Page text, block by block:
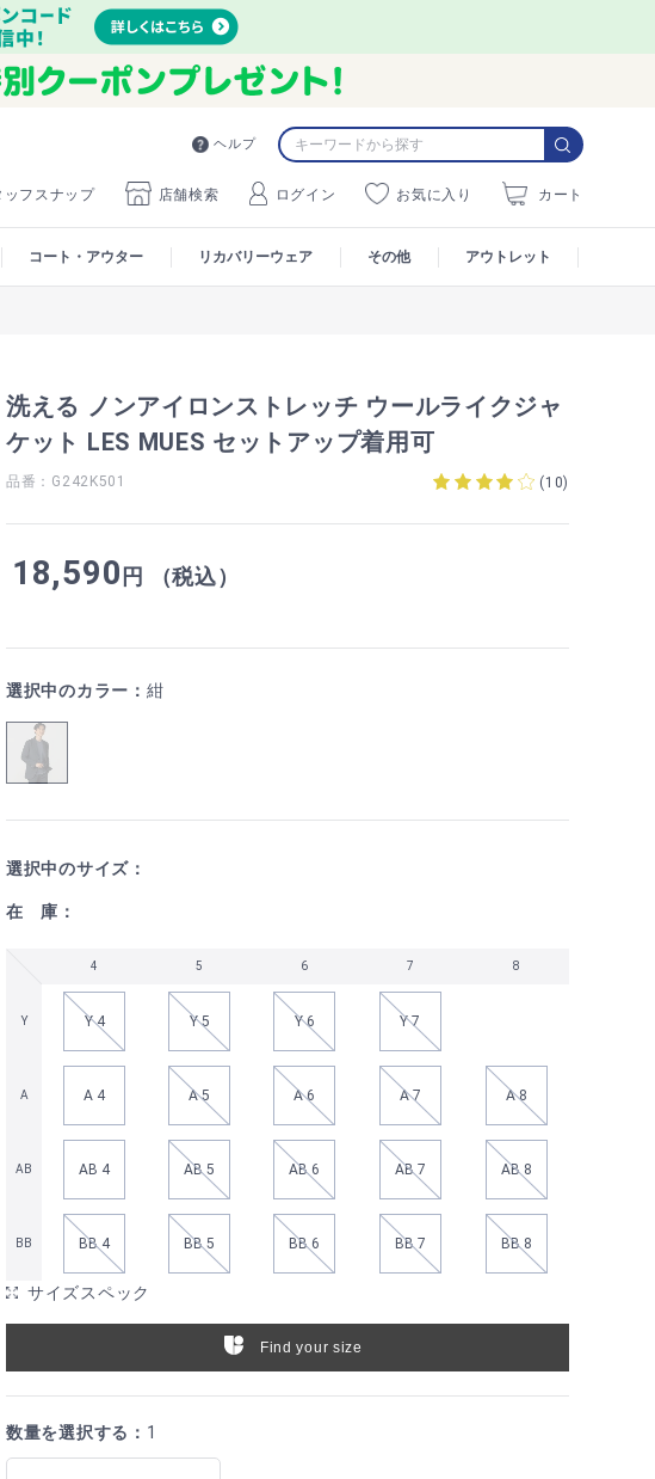
ヘルプ
ッフスナップ 店舗検索 ログイン お気に入り カート
コート・アウター リカバリーウェア その他 アウトレット
洗える ノンアイロンストレッチ ウールライクジャ
ケット LES MUES セットアップ着用可
品番：G242K501 (10)
18,590 円 （税込）
選択中のカラー： 紺
選択中のサイズ：
在 庫：
4 5 6 7 8
Y Y 4 Y 5 Y 6 Y 7
A A 4 A 5 A 6 A 7 A 8
AB AB 4 AB 5 AB 6 AB 7 AB 8
BB BB 4 BB 5 BB 6 BB 7 BB 8
サイズスペック
Find your size
数量を選択する： 1